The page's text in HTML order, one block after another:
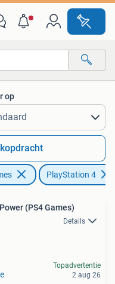
op
PlayStation 4
(PS4 Games)
Details
Topadvertentie
2 aug 26